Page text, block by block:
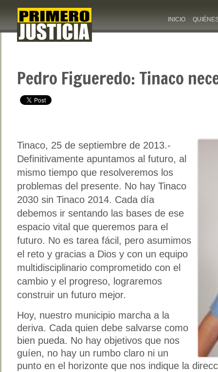
INICIO
Pedro Figueredo: Tinaco
Tinaco, 25 de septiembre de 2013.-
Definitivamente apuntamos al futuro, al
mismo tiempo que resolveremos los
problemas del presente. No hay Tinaco
2030 sin Tinaco 2014. Cada día
debemos ir sentando las bases de ese
espacio vital que queremos para el
futuro. No es tarea fácil, pero asumimos
el reto y gracias a Dios y con un equipo
multidisciplinario comprometido con el
cambio y el progreso, lograremos
construir un futuro mejor.
Hoy, nuestro municipio marcha a la
deriva. Cada quien debe salvarse como
bien pueda. No hay objetivos que nos
guíen, no hay un rumbo claro ni un
punto en el horizonte que nos indique la